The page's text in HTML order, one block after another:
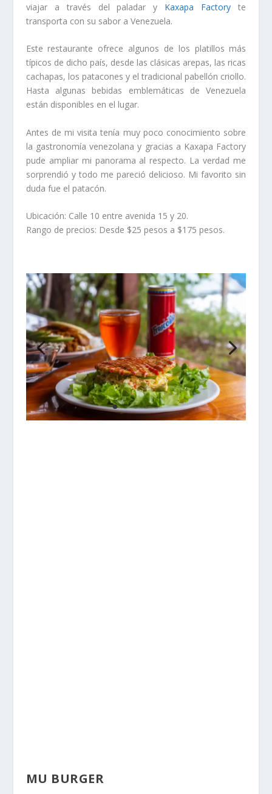
viajar a través del paladar y Kaxapa Factory te
transporta con su sabor a Venezuela.
Este restaurante ofrece algunos de los platillos más
típicos de dicho país, desde las clásicas arepas, las ricas
cachapas, los patacones y el tradicional pabellón criollo.
Hasta algunas bebidas emblemáticas de Venezuela
están disponibles en el lugar.
Antes de mi visita tenía muy poco conocimiento sobre
la gastronomía venezolana y gracias a Kaxapa Factory
pude ampliar mi panorama al respecto. La verdad me
sorprendió y todo me pareció delicioso. Mi favorito sin
duda fue el patacón.
Ubicación: Calle 10 entre avenida 15 y 20.
Rango de precios: Desde $25 pesos a $175 pesos.
MU BURGER